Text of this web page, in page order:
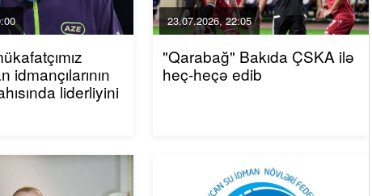
idmançılarının
liderliyini
23.07.2026, 22:05
"Qarabağ" Bakıda ÇSKA ilə
heç-heçə edib